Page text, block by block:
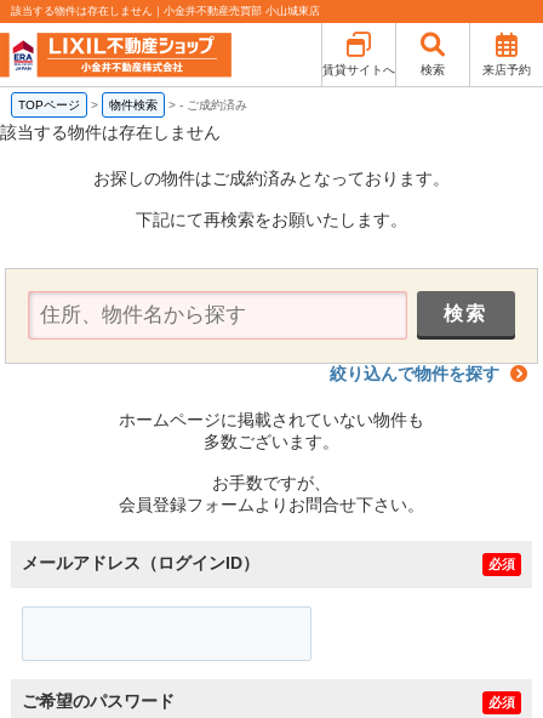
該当する物件は存在しません｜小金井不動産売買部 小山城東店
賃貸サイトへ 検索 来店予約
TOPページ > 物件検索 >- ご成約済み
該当する物件は存在しません
お探しの物件はご成約済みとなっております。
下記にて再検索をお願いたします。
絞り込んで物件を探す
ホームページに掲載されていない物件も
多数ございます。
お手数ですが、
会員登録フォームよりお問合せ下さい。
メールアドレス（ログインID） 必須
ご希望のパスワード 必須